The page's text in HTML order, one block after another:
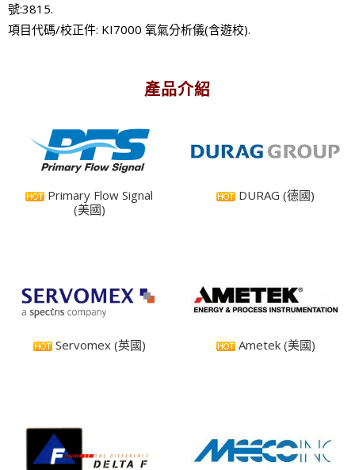
號:3815.
項目代碼/校正件: KI7000 氧氣分析儀(含遊校).
產品介紹
Primary Flow Signal
(美國)
DURAG (德國)
Servomex (英國) Ametek (美國)